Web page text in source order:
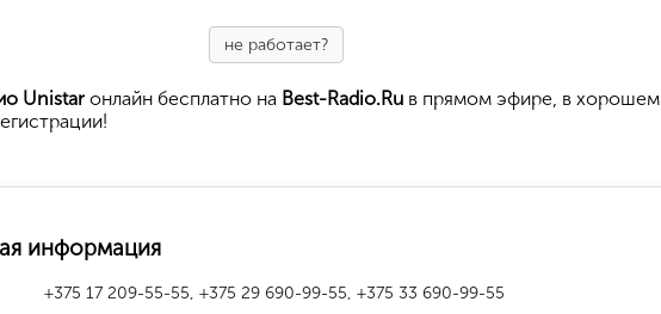
не работает?
Unistar онлайн бесплатно на Best-Radio.Ru в прямом эфире, в хорошем
информация
+375 17 209-55-55, +375 29 690-99-55, +375 33 690-99-55